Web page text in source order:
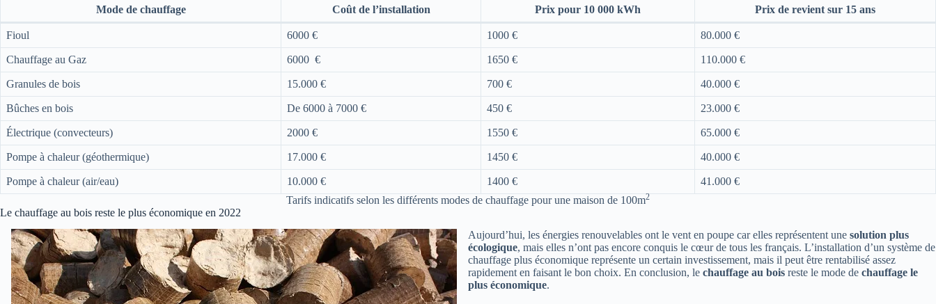
Mode de chauffage Coût de l’installation Prix pour 10 000 kWh Prix de revient sur 15 ans
Fioul 6000 € 1000 € 80.000 €
Chauffage au Gaz 6000 € 1650 € 110.000 €
Granules de bois 15.000 € 700 € 40.000 €
Bûches en bois De 6000 à 7000 € 450 € 23.000 €
Électrique (convecteurs) 2000 € 1550 € 65.000 €
Pompe à chaleur (géothermique) 17.000 € 1450 € 40.000 €
Pompe à chaleur (air/eau) 10.000 € 1400 €
41.000 €
Tarifs indicatifs selon les différents modes de chauffage pour une maison de 100m2
Le chauffage au bois reste le plus économique en 2022
Aujourd’hui, les énergies renouvelables ont le vent en poupe car elles représentent une solution plus
écologique, mais elles n’ont pas encore conquis le cœur de tous les français. L’installation d’un système de
chauffage plus économique représente un certain investissement, mais il peut être rentabilisé assez
rapidement en faisant le bon choix. En conclusion, le chauffage au bois reste le mode de chauffage le
plus économique.